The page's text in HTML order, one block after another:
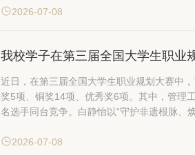
2026-07-08
我校学子在第三届全国大学生职业
近日，在第三届全国大学生职业规划大赛中
奖5项、铜奖14项、优秀奖6项。其中，管理
名选手同台竞争。白静怡以“守护非遗根脉、
2026-07-08